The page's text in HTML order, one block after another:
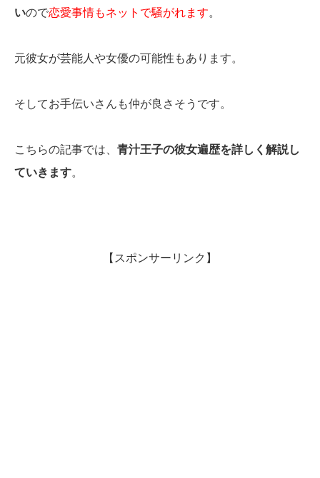
いので恋愛事情もネットで騒がれます。
元彼女が芸能人や女優の可能性もあります。
そしてお手伝いさんも仲が良さそうです。
こちらの記事では、 青汁王子の彼女遍歴を詳しく解説し
ていきます。
【スポンサーリンク】